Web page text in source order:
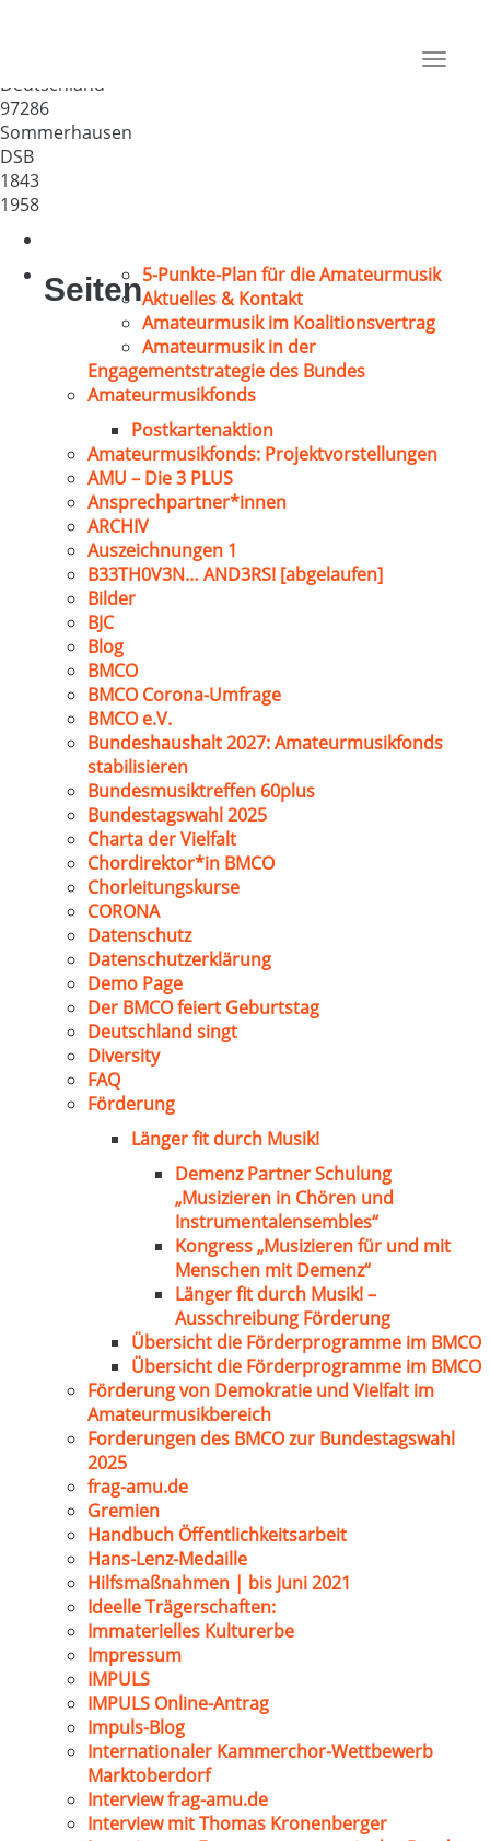
Toggle
Deutschland
97286
Sommerhausen
DSB
1843
1958
Seiten5-Punkte-Plan für die Amateurmusik
Aktuelles & Kontakt
Amateurmusik im Koalitionsvertrag
Amateurmusik in der
Engagementstrategie des Bundes
Amateurmusikfonds
Postkartenaktion
Amateurmusikfonds: Projektvorstellungen
AMU – Die 3 PLUS
Ansprechpartner*innen
ARCHIV
Auszeichnungen 1
B33TH0V3N… AND3RS! [abgelaufen]
Bilder
BJC
Blog
BMCO
BMCO Corona-Umfrage
BMCO e.V.
Bundeshaushalt 2027: Amateurmusikfonds
stabilisieren
Bundesmusiktreffen 60plus
Bundestagswahl 2025
Charta der Vielfalt
Chordirektor*in BMCO
Chorleitungskurse
CORONA
Datenschutz
Datenschutzerklärung
Demo Page
Der BMCO feiert Geburtstag
Deutschland singt
Diversity
FAQ
Förderung
Länger fit durch Musik!
Demenz Partner Schulung
„Musizieren in Chören und
Instrumentalensembles“
Kongress „Musizieren für und mit
Menschen mit Demenz“
Länger fit durch Musik! –
Ausschreibung Förderung
Übersicht die Förderprogramme im BMCO
Übersicht die Förderprogramme im BMCO
Förderung von Demokratie und Vielfalt im
Amateurmusikbereich
Forderungen des BMCO zur Bundestagswahl
2025
frag-amu.de
Gremien
Handbuch Öffentlichkeitsarbeit
Hans-Lenz-Medaille
Hilfsmaßnahmen | bis Juni 2021
Ideelle Trägerschaften:
Immaterielles Kulturerbe
Impressum
IMPULS
IMPULS Online-Antrag
Impuls-Blog
Internationaler Kammerchor-Wettbewerb
Marktoberdorf
Interview frag-amu.de
Interview mit Thomas Kronenberger